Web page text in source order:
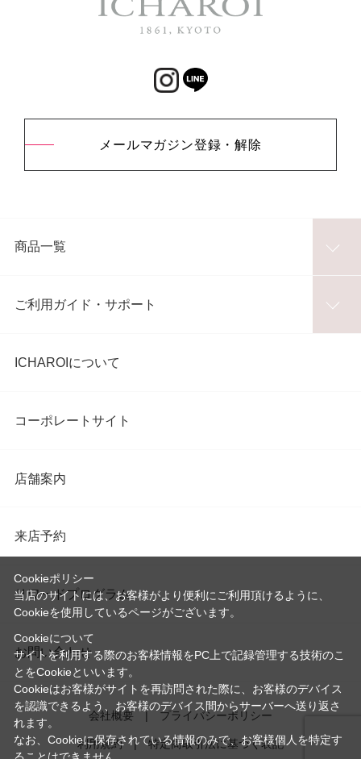
メールマガジン登録・解除
商品一覧
ご利用ガイド・サポート
ICHAROIについて
コーポレートサイト
店舗案内
来店予約
リワードプログラム
お問い合わせ
会社概要 プライバシーポリシー
利用規約 特定商取引法に基づく表記
Cookieポリシー
当店のサイトには、お客様がより便利にご利用頂けるように、
Cookieを使用しているページがございます。
Cookieについて
サイトを利用する際のお客様情報をPC上で記録管理する技術のこ
とをCookieといいます。
Cookieはお客様がサイトを再訪問された際に、お客様のデバイス
を認識できるよう、お客様のデバイス間からサーバーへ送り返さ
れます。
なお、Cookieに保存されている情報のみで、お客様個人を特定す